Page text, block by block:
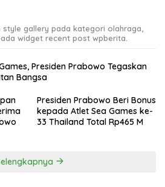
gallery pada kategori olahraga,
widget recent post wpberita.
Presiden Prabowo Tegaskan
Bangsa
Presiden Prabowo Beri Bonus
kepada Atlet Sea Games ke-
33 Thailand Total Rp465 M